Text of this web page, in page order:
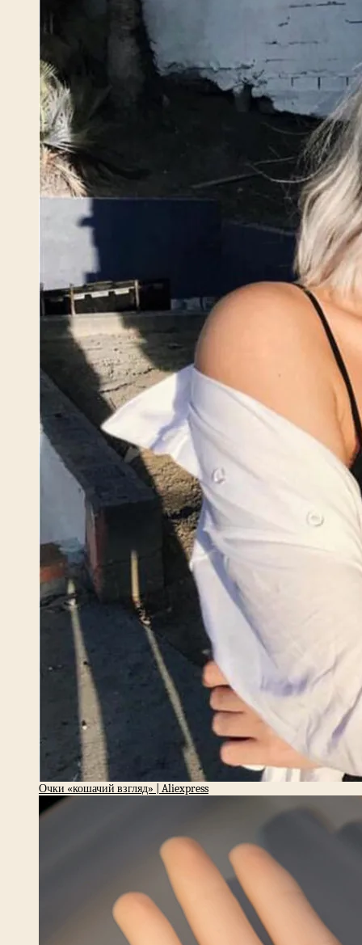
Очки «кошачий взгляд» | Aliexpress